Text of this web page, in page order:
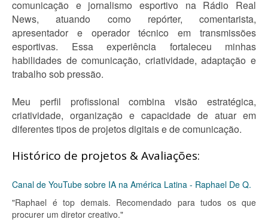
comunicação e jornalismo esportivo na Rádio Real
News, atuando como repórter, comentarista,
apresentador e operador técnico em transmissões
esportivas. Essa experiência fortaleceu minhas
habilidades de comunicação, criatividade, adaptação e
trabalho sob pressão.
Meu perfil profissional combina visão estratégica,
criatividade, organização e capacidade de atuar em
diferentes tipos de projetos digitais e de comunicação.
Histórico de projetos & Avaliações:
Canal de YouTube sobre IA na América Latina - Raphael De Q.
"Raphael é top demais. Recomendado para tudos os que
procurer um diretor creativo."